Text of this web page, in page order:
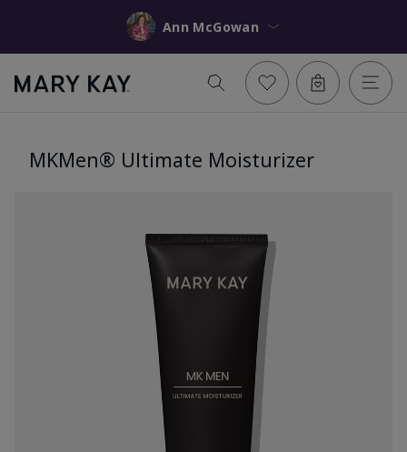
Ann McGowan
MKMen® Ultimate Moisturizer